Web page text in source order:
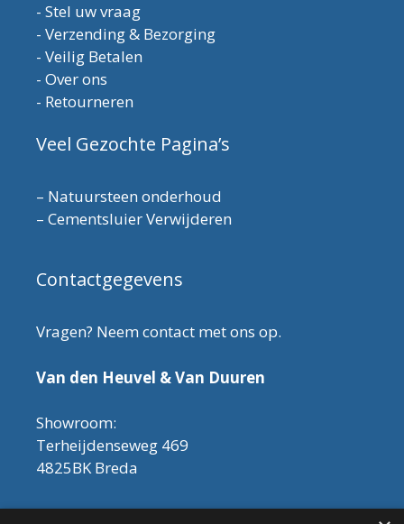
- Stel uw vraag
- Verzending & Bezorging
- Veilig Betalen
- Over ons
- Retourneren
Veel Gezochte Pagina’s
– Natuursteen onderhoud
– Cementsluier Verwijderen
Contactgegevens
Vragen? Neem contact met ons op.
Van den Heuvel & Van Duuren
Showroom:
Terheijdenseweg 469
4825BK Breda
Let op! Onderhoudsproducten zijn nu af te